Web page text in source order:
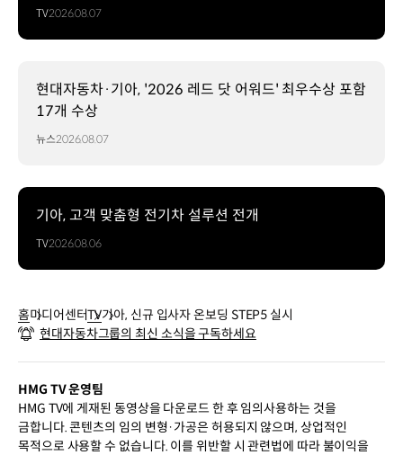
TV2026.08.07
현대자동차·기아, '2026 레드 닷 어워드' 최우수상 포함
17개 수상
뉴스2026.08.07
기아, 고객 맞춤형 전기차 설루션 전개
TV2026.08.06
홈미디어센터TV기아, 신규 입사자 온보딩 STEP5 실시
현대자동차그룹의 최신 소식을 구독하세요
HMG TV 운영팀
HMG TV에 게재된 동영상을 다운로드 한 후 임의사용하는 것을
금합니다. 콘텐츠의 임의 변형·가공은 허용되지 않으며, 상업적인
목적으로 사용할 수 없습니다. 이를 위반할 시 관련법에 따라 불이익을